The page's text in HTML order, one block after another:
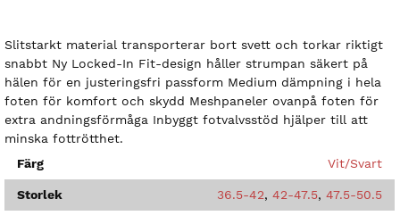
Slitstarkt material transporterar bort svett och torkar riktigt
snabbt Ny Locked-In Fit-design håller strumpan säkert på
hälen för en justeringsfri passform Medium dämpning i hela
foten för komfort och skydd Meshpaneler ovanpå foten för
extra andningsförmåga Inbyggt fotvalvsstöd hjälper till att
minska fottrötthet.
Färg
Vit/Svart
Storlek 36.5-42,42-47.5,47.5-50.5